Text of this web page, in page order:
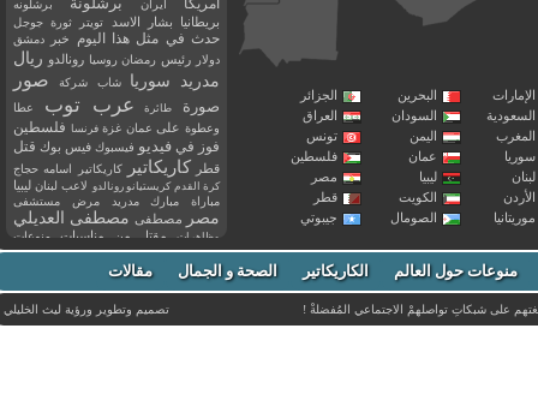
البحرين
الجزائر
السودان
العراق
اليمن
تونس
عمان
فلسطين
ليبيا
مصر
الكويت
قطر
الصومال جيبوتي
امريكا ايران برشلونه
بريطانيا بشار الاسد تويتر ثورة جوجل
حدث في مثل هذا اليوم خبر دمشق
دولار رئيس رمضان روسيا رونالدو ريال
مدريد
سوريا شاب شركة صور
صورة طائرة عرب توب
عطا
وعطوة على عمان غزة فرنسا فلسطين
فوز في فيديو فيسبوك فيس بوك قتل
قطر كاريكاتير كاريكاتير اسامه حجاج
كرة القدم كريستيانو رونالدو لاعب لبنان ليبيا
مباراة مبارك مدريد مرض مستشفى
مصر مصطفى مصطفى العديلي
مظاهرات مقتل من مناسبات
منوعات
مواليد
موت ميسي ميلان نادي نشر
وفاة وفيات يوتيوب منوعات حول العالم الكاريكاتير الصحة و الجمال مقالات
على شبكاتِ تواصلهمْ الاجتماعي المُفضلةْ ! تصميم وتطوير ورؤيةليث الخليلي